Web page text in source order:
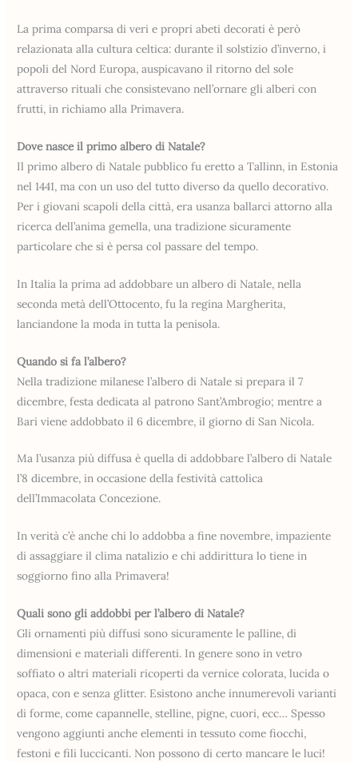
La prima comparsa di veri e propri abeti decorati è però
relazionata alla cultura celtica: durante il solstizio d’inverno, i
popoli del Nord Europa, auspicavano il ritorno del sole
attraverso rituali che consistevano nell’ornare gli alberi con
frutti, in richiamo alla Primavera.
Dove nasce il primo albero di Natale?
Il primo albero di Natale pubblico fu eretto a Tallinn, in Estonia
nel 1441, ma con un uso del tutto diverso da quello decorativo.
Per i giovani scapoli della città, era usanza ballarci attorno alla
ricerca dell’anima gemella, una tradizione sicuramente
particolare che si è persa col passare del tempo.
In Italia la prima ad addobbare un albero di Natale, nella
seconda metà dell’Ottocento, fu la regina Margherita,
lanciandone la moda in tutta la penisola.
Quando si fa l’albero?
Nella tradizione milanese l’albero di Natale si prepara il 7
dicembre, festa dedicata al patrono Sant’Ambrogio; mentre a
Bari viene addobbato il 6 dicembre, il giorno di San Nicola.
Ma l’usanza più diffusa è quella di addobbare l’albero di Natale
l’8 dicembre, in occasione della festività cattolica
dell’Immacolata Concezione.
In verità c’è anche chi lo addobba a fine novembre, impaziente
di assaggiare il clima natalizio e chi addirittura lo tiene in
soggiorno fino alla Primavera!
Quali sono gli addobbi per l’albero di Natale?
Gli ornamenti più diffusi sono sicuramente le palline, di
dimensioni e materiali differenti. In genere sono in vetro
soffiato o altri materiali ricoperti da vernice colorata, lucida o
opaca, con e senza glitter. Esistono anche innumerevoli varianti
di forme, come capannelle, stelline, pigne, cuori, ecc… Spesso
vengono aggiunti anche elementi in tessuto come fiocchi,
festoni e fili luccicanti. Non possono di certo mancare le luci!